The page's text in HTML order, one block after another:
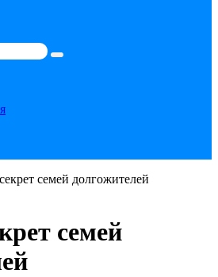
Искать
семей долгожителей
семей